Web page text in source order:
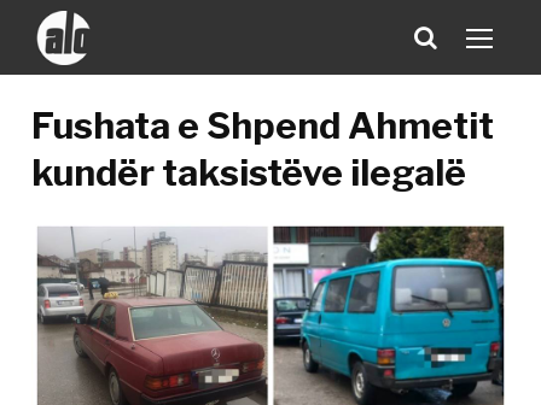
Fushata e Shpend Ahmetit
kundër taksistëve ilegalë